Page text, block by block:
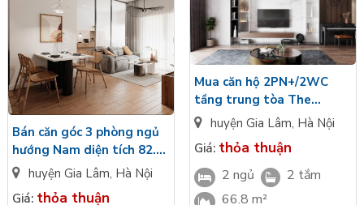
Bán căn góc 3 phòng ngủ
hướng Nam diện tích 82.4
tòa L1 Masteri Lakeside
view Panorama
huyện Gia Lâm, Hà Nội
Giá: thỏa thuận
Mua căn hộ 2PN+/2WC
tầng trung tòa The
Liberty L1 hướng Tây view
VIP
huyện Gia Lâm, Hà Nội
Giá: thỏa thuận
2 ngủ
2 tắm
66.8 m²